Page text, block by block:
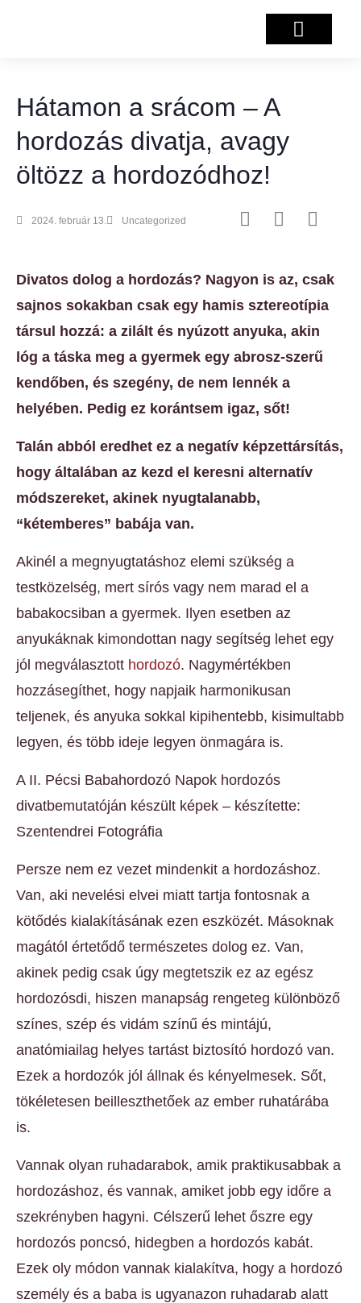
Hátamon a srácom – A
hordozás divatja, avagy
öltözz a hordozódhoz!
2024. február 13. Uncategorized
Divatos dolog a hordozás? Nagyon is az, csak
sajnos sokakban csak egy hamis sztereotípia
társul hozzá: a zilált és nyúzott anyuka, akin
lóg a táska meg a gyermek egy abrosz-szerű
kendőben, és szegény, de nem lennék a
helyében. Pedig ez korántsem igaz, sőt!
Talán abból eredhet ez a negatív képzettársítás,
hogy általában az kezd el keresni alternatív
módszereket, akinek nyugtalanabb,
“kétemberes” babája van.
Akinél a megnyugtatáshoz elemi szükség a
testközelség, mert sírós vagy nem marad el a
babakocsiban a gyermek. Ilyen esetben az
anyukáknak kimondottan nagy segítség lehet egy
jól megválasztott hordozó. Nagymértékben
hozzásegíthet, hogy napjaik harmonikusan
teljenek, és anyuka sokkal kipihentebb, kisimultabb
legyen, és több ideje legyen önmagára is.
A II. Pécsi Babahordozó Napok hordozós
divatbemutatóján készült képek – készítette:
Szentendrei Fotográfia
Persze nem ez vezet mindenkit a hordozáshoz.
Van, aki nevelési elvei miatt tartja fontosnak a
kötődés kialakításának ezen eszközét. Másoknak
magától értetődő természetes dolog ez. Van,
akinek pedig csak úgy megtetszik ez az egész
hordozósdi, hiszen manapság rengeteg különböző
színes, szép és vidám színű és mintájú,
anatómiailag helyes tartást biztosító hordozó van.
Ezek a hordozók jól állnak és kényelmesek. Sőt,
tökéletesen beilleszthetőek az ember ruhatárába
is.
Vannak olyan ruhadarabok, amik praktikusabbak a
hordozáshoz, és vannak, amiket jobb egy időre a
szekrényben hagyni. Célszerű lehet őszre egy
hordozós poncsó, hidegben a hordozós kabát.
Ezek oly módon vannak kialakítva, hogy a hordozó
személy és a baba is ugyanazon ruhadarab alatt